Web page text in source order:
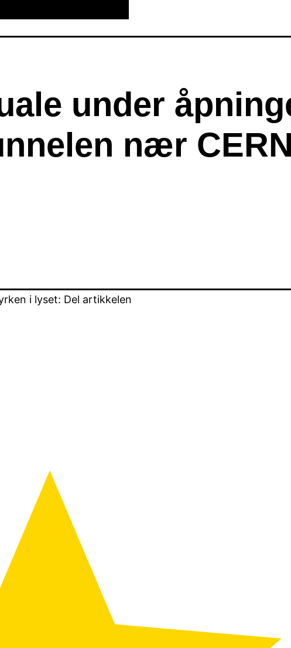
under
nær
i lyset: Del artikkelen